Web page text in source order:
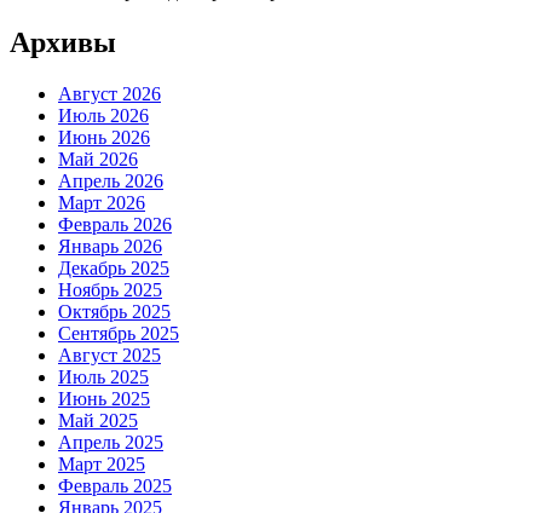
Архивы
Август 2026
Июль 2026
Июнь 2026
Май 2026
Апрель 2026
Март 2026
Февраль 2026
Январь 2026
Декабрь 2025
Ноябрь 2025
Октябрь 2025
Сентябрь 2025
Август 2025
Июль 2025
Июнь 2025
Май 2025
Апрель 2025
Март 2025
Февраль 2025
Январь 2025